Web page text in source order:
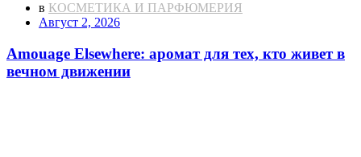
в КОСМЕТИКА И ПАРФЮМЕРИЯ
Август 2, 2026
Amouage Elsewhere: аромат для тех, кто живет в
вечном движении